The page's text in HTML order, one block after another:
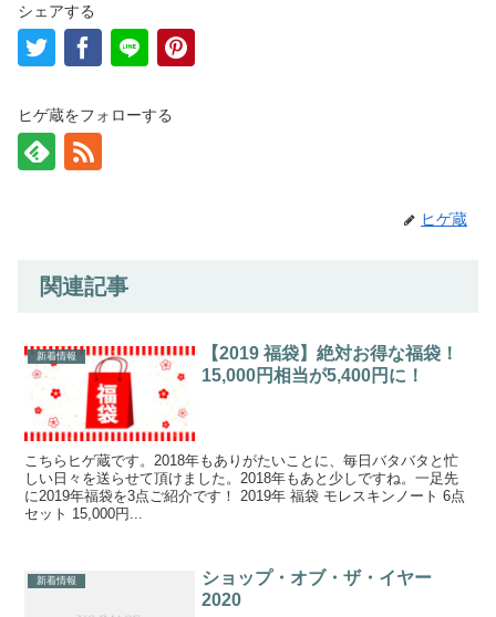
シェアする
ヒゲ蔵をフォローする
ヒゲ蔵
関連記事
新着情報
【2019 福袋】絶対お得な福袋！
15,000円相当が5,400円に！
こちらヒゲ蔵です。2018年もありがたいことに、毎日バタバタと忙
しい日々を送らせて頂けました。2018年もあと少しですね。一足先
に2019年福袋を3点ご紹介です！ 2019年 福袋 モレスキンノート 6点
セット 15,000円...
新着情報
ショップ・オブ・ザ・イヤー
2020